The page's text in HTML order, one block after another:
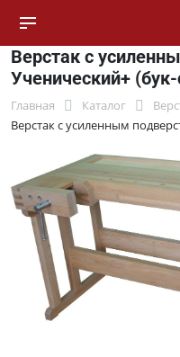
Верстак с
Ученический+ (бук-
Главная Каталог
Верстак с усиленным